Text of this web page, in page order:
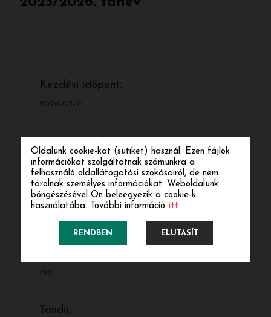
Kezdési időpont:
2026-03-21
2026-03-15
Képzési forma:
190
Tandíj:
Oldalunk cookie-kat (sütiket) használ. Ezen fájlok
információkat szolgáltatnak számunkra a
felhasználó oldallátogatási szokásairól, de nem
tárolnak személyes információkat. Weboldalunk
böngészésével Ön beleegyezik a cookie-k
használatába. További információ itt.
RENDBEN ELUTASÍT